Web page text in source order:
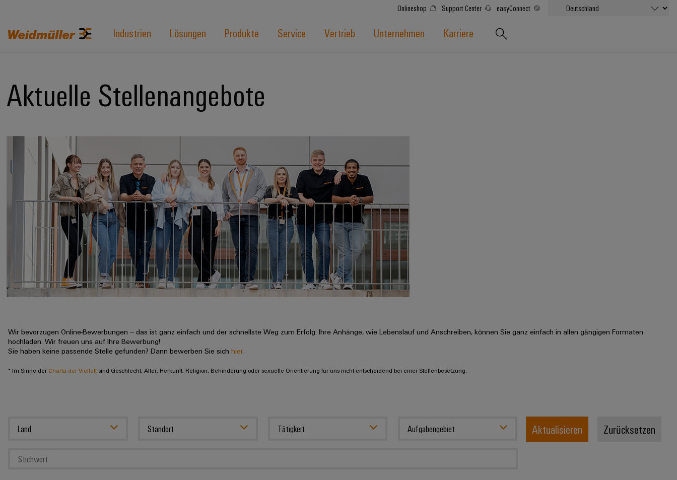
Onlineshop Support Center easyConnect
Industrien Lösungen Produkte Service Vertrieb Unternehmen Karriere
Aktuelle Stellenangebote
Wir bevorzugen Online-Bewerbungen – das ist ganz einfach und der schnellste Weg zum Erfolg. Ihre Anhänge, wie Lebenslauf und Anschreiben, können Sie ganz einfach in allen gängigen Formaten
hochladen. Wir freuen uns auf Ihre Bewerbung!
Sie haben keine passende Stelle gefunden? Dann bewerben Sie sich hier
* Im Sinne der Charta der Vielfalt sind Geschlecht, Alter, Herkunft, Religion, Behinderung oder sexuelle Orientierung für uns nicht entscheidend bei einer Stellenbesetzung.
Land Standort Tätigkeit Aufgabengebiet Zurücksetzen
Aktualisieren